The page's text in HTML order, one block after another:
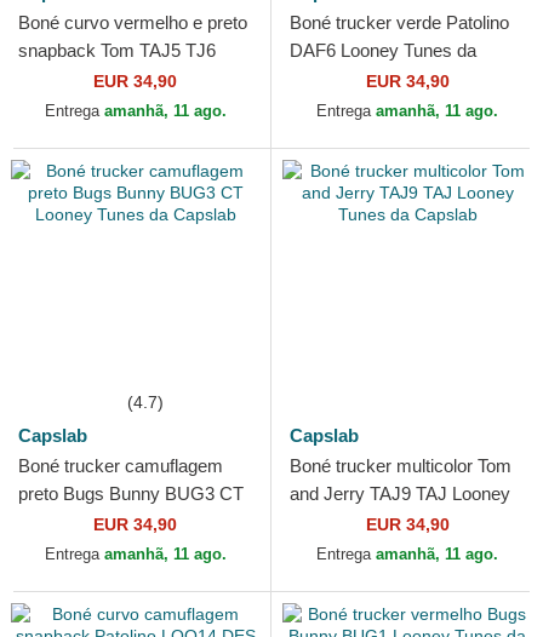
Boné curvo vermelho e preto
snapback Tom TAJ5 TJ6
Looney Tunes da Capslab
EUR 34,90
Entrega amanhã, 11 ago.
Boné trucker verde Patolino
DAF6 Looney Tunes da
EUR 34,90
Entrega amanhã, 11 ago.
(4.7)
Capslab
Boné trucker camuflagem
preto Bugs Bunny BUG3 CT
Looney Tunes da Capslab
EUR 34,90
Entrega amanhã, 11 ago.
Capslab
Boné trucker multicolor Tom
and Jerry TAJ9 TAJ Looney
Tunes da Capslab
EUR 34,90
Entrega amanhã, 11 ago.